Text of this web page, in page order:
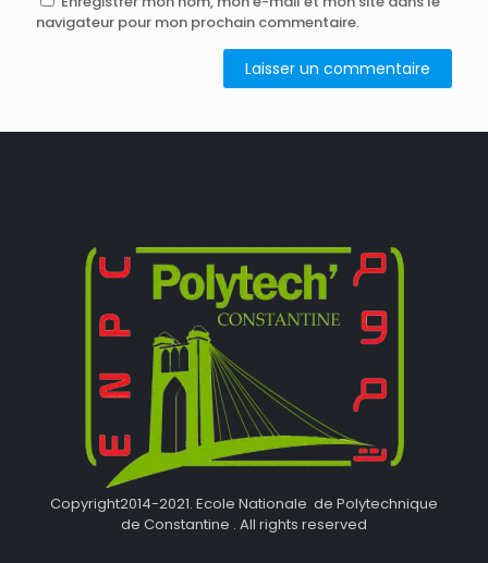
navigateur pour mon prochain commentaire.
Copyright2014-2021. Ecole Nationale de Polytechnique
de Constantine . All rights reserved